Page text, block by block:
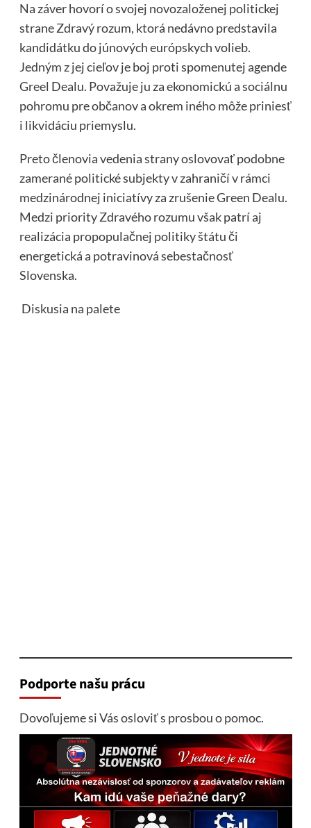
Na záver hovorí o svojej novozaloženej politickej
strane Zdravý rozum, ktorá nedávno predstavila
kandidátku do júnových európskych volieb.
Jedným z jej cieľov je boj proti spomenutej agende
Greel Dealu. Považuje ju za ekonomickú a sociálnu
pohromu pre občanov a okrem iného môže priniesť
i likvidáciu priemyslu.
Preto členovia vedenia strany oslovovať podobne
zamerané politické subjekty v zahraničí v rámci
medzinárodnej iniciatívy za zrušenie Green Dealu.
Medzi priority Zdravého rozumu však patrí aj
realizácia propopulačnej politiky štátu či
energetická a potravinová sebestačnosť
Slovenska.
Diskusia na palete
Podporte našu prácu
Dovoľujeme si Vás osloviť s prosbou o pomoc.